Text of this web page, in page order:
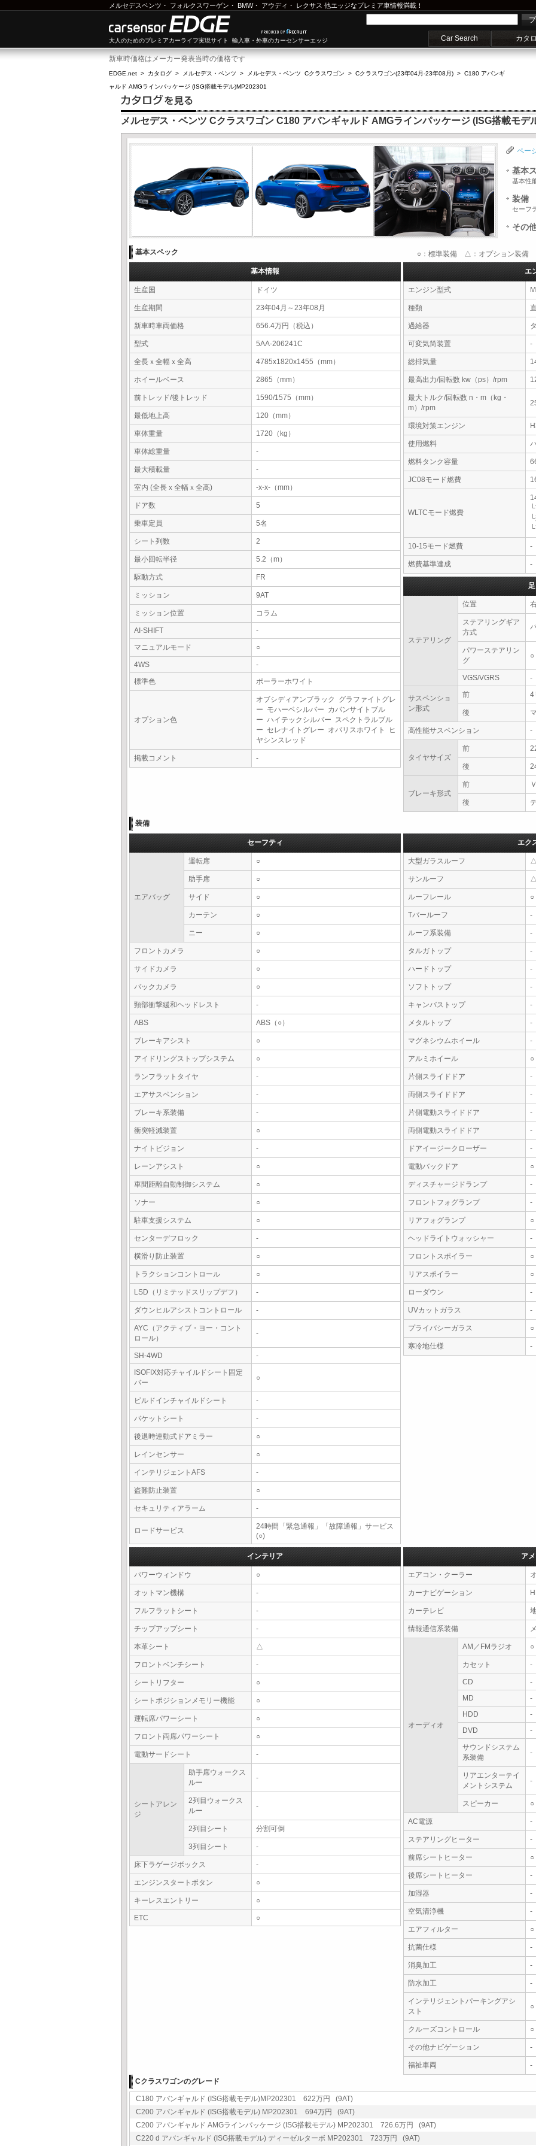
メルセデスベンツ ・ フォルクスワーゲン ・ BMW・ アウディ ・ レクサス 他エッジなプレミア車情報満載！
大人のためのプレミアカーライフ実現サイト 輸入車・外車のカーセンサーエッジ Car Search カタ
新車時価格はメーカー発表当時の価格です
EDGE.net > カタログ > メルセデス・ベンツ > メルセデス・ベンツ Cクラスワゴン > Cクラスワゴン(23年04月-23年08月) > C180 アバンギ
ャルド AMGラインパッケージ (ISG搭載モデル)MP202301
メルセデス・ベンツ Cクラスワゴン C180 アバンギャルド AMGラインパッケージ (ISG搭載モデ
ペー
基本
基本性
装備
セーフ
その
基本スペック ○：標準装備 △：オプション装備 -
基本情報
生産国 ドイツ
生産期間 23年04月～23年08月
新車時車両価格 656.4万円（税込）
型式 5AA-206241C
全長ｘ全幅ｘ全高 4785x1820x1455（mm）
ホイールベース 2865（mm）
前トレッド/後トレッド 1590/1575（mm）
最低地上高 120（mm）
車体重量 1720（kg）
車体総重量 -
最大積載量 -
室内 (全長ｘ全幅ｘ全高) -x-x-（mm）
ドア数 5
乗車定員 5名
シート列数 2
最小回転半径 5.2（m）
駆動方式 FR
ミッション 9AT
ミッション位置 コラム
AI-SHIFT
-
マニュアルモード
○
4WS
-
標準色
ポーラーホワイト
オプション色
オブシディアンブラック グラファイトグレ
ー モハーベシルバー カバンサイトブル
ー ハイテックシルバー スペクトラルブル
ー セレナイトグレー オパリスホワイト ヒ
ヤシンスレッド
掲載コメント -
エ
エンジン型式
種類
過給器
可変気筒装置 -
総排気量
最高出力/回転数 kw（ps）/rpm
最大トルク/回転数 n・m（kg・
m）/rpm
環境対策エンジン
使用燃料
燃料タンク容量
JC08モード燃費
WLTCモード燃費
10-15モード燃費 -
燃費基準達成 -
ステアリング
位置
ステアリングギア
方式
パワーステアリン
グ
○
VGS/VGRS -
サスペンショ
ン形式
前 4
後
高性能サスペンション -
タイヤサイズ
前
後
ブレーキ形式
前
後
装備
セーフティ
エアバッグ
運転席 ○
助手席 ○
サイド ○
カーテン ○
ニー ○
フロントカメラ ○
サイドカメラ ○
バックカメラ ○
頸部衝撃緩和ヘッドレスト -
ABS ABS（○）
ブレーキアシスト ○
アイドリングストップシステム ○
ランフラットタイヤ -
エアサスペンション -
ブレーキ系装備 -
衝突軽減装置 ○
ナイトビジョン -
レーンアシスト ○
車間距離自動制御システム ○
ソナー ○
駐車支援システム ○
センターデフロック -
横滑り防止装置 ○
トラクションコントロール ○
LSD（リミテッドスリップデフ） -
ダウンヒルアシストコントロール -
AYC（アクティブ・ヨー・コント
ロール）
-
SH-4WD
-
ISOFIX対応チャイルドシート固定
バー
○
ビルドインチャイルドシート -
バケットシート -
後退時連動式ドアミラー ○
レインセンサー ○
インテリジェントAFS -
盗難防止装置 ○
セキュリティアラーム -
ロードサービス
24時間「緊急通報」「故障通報」サービス
(○)
エク
大型ガラスルーフ △
サンルーフ △
ルーフレール ○
Tバールーフ -
ルーフ系装備 -
タルガトップ -
ハードトップ -
ソフトトップ -
キャンバストップ -
メタルトップ -
マグネシウムホイール -
アルミホイール ○
片側スライドドア -
両側スライドドア -
片側電動スライドドア -
両側電動スライドドア -
ドアイージークローザー -
電動バックドア ○
ディスチャージドランプ -
フロントフォグランプ -
リアフォグランプ ○
ヘッドライトウォッシャー -
フロントスポイラー ○
リアスポイラー ○
ローダウン -
UVカットガラス -
プライバシーガラス ○
寒冷地仕様 -
インテリア
パワーウィンドウ ○
オットマン機構 -
フルフラットシート -
チップアップシート -
本革シート △
フロントベンチシート -
シートリフター ○
シートポジションメモリー機能 ○
運転席パワーシート ○
フロント両席パワーシート ○
電動サードシート -
シートアレン
ジ
助手席ウォークス
ルー
-
2列目ウォークス
ルー
-
2列目シート 分割可倒
3列目シート -
床下ラゲージボックス -
エンジンスタートボタン ○
キーレスエントリー ○
ETC ○
ア
エアコン・クーラー
カーナビゲーション
カーテレビ
情報通信系装備
オーディオ
AM／FMラジオ ○
カセット -
CD
-
MD
-
HDD
-
DVD
-
サウンドシステム
系装備
-
リアエンターテイ
メントシステム
-
スピーカー ○
AC電源 -
ステアリングヒーター -
前席シートヒーター ○
後席シートヒーター -
加湿器 -
空気清浄機 -
エアフィルター ○
抗菌仕様 -
消臭加工 -
防水加工 -
インテリジェントパーキングアシ
スト
○
クルーズコントロール ○
その他ナビゲーション -
福祉車両
-
Cクラスワゴンのグレード
C180 アバンギャルド (ISG搭載モデル)MP202301 622万円 (9AT)
C200 アバンギャルド (ISG搭載モデル) MP202301 694万円 (9AT)
C200 アバンギャルド AMGラインパッケージ (ISG搭載モデル) MP202301 726.6万円 (9AT)
C220 d アバンギャルド (ISG搭載モデル) ディーゼルターボ MP202301 723万円 (9AT)